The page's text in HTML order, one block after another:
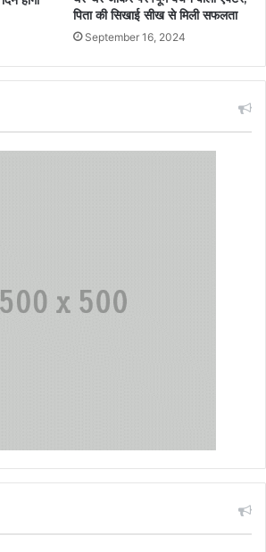
पिता की सिखाई सीख से मिली सफलता
September 16, 2024